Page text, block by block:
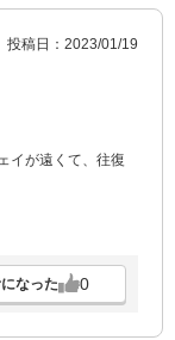
投稿日：2023/01/19
イが遠くて、往復
なった 0